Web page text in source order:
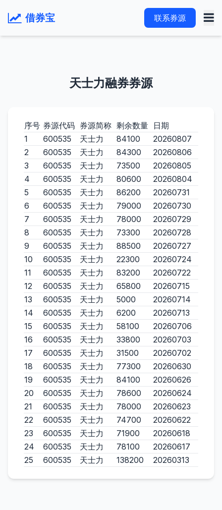
借券宝 联系券源
天士力融券券源
序号 券源代码 券源简称 剩余数量 日期
1
600535 天士力 84100
20260807
2
600535 天士力 84300
20260806
3
600535 天士力 73500
20260805
4
600535 天士力 80600
20260804
5
600535 天士力 86200
20260731
6
600535 天士力 79000
20260730
7
600535 天士力 78000
20260729
8
600535 天士力 73300
20260728
9
600535 天士力 88500
20260727
10
600535 天士力 22300
20260724
11
600535 天士力 83200
20260722
12
600535 天士力 65800
20260715
13
600535 天士力 5000
20260714
14
600535 天士力 6200
20260713
15
600535 天士力 58100
20260706
16
600535 天士力 33800
20260703
17
600535 天士力 31500
20260702
18
600535 天士力 77300
20260630
19
600535 天士力 84100
20260626
20
600535 天士力 78600
20260624
21
600535 天士力 78000
20260623
22
600535 天士力 74700
20260622
23
600535 天士力 71900
20260618
24
600535 天士力 78100
20260617
25
600535 天士力 138200 20260313